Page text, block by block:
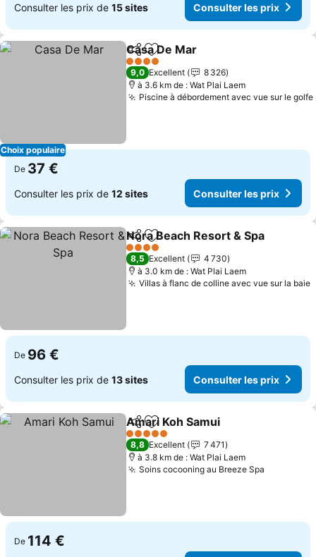
Consulter les prix de 15 sites Consulter les prix
Choix populaire
PartagerAjouter à mes favoris
Casa De Mar
4 Étoiles
9,0 Excellent
8 326
à 3.6 km de : Wat Plai Laem
Piscine à débordement avec vue sur le golfe
De 37 €
Consulter les prix de 12 sites Consulter les prix
PartagerAjouter à mes favoris
Nora Beach Resort & Spa
4 Étoiles
8,5 Excellent
4 730
à 3.0 km de : Wat Plai Laem
Villas à flanc de colline avec vue sur la baie
De 96 €
Consulter les prix de 13 sites Consulter les prix
PartagerAjouter à mes favoris
Amari Koh Samui
5 Étoiles
8,8 Excellent
7 471
à 3.8 km de : Wat Plai Laem
Soins cocooning au Breeze Spa
De 114 €